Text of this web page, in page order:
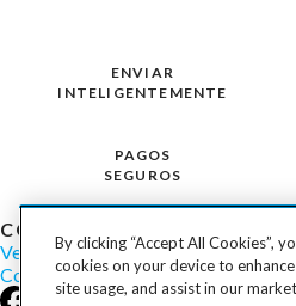
ENVIAR
INTELIGENTEMENTE
PAGOS
SEGUROS
COST TO SHIP
Vehicles Motorcycles Furniture
CompanyCareers Press Blog
By clicking “Accept All Cookies”,
cookies on your device to
site usage, and assist in our